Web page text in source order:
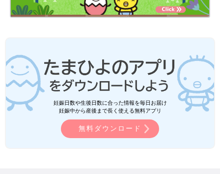
妊娠日数や生後日数に合った情報を毎日お届け
妊娠中から産後まで長く使える無料アプリ
無料ダウンロード